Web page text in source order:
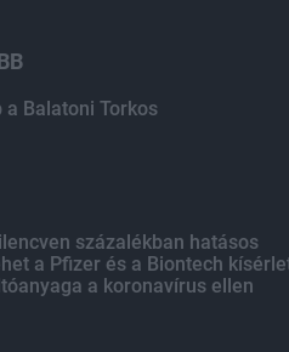
a Balatoni Torkos
százalékban hatásos
a Pfizer és a Biontech
a koronavírus ellen